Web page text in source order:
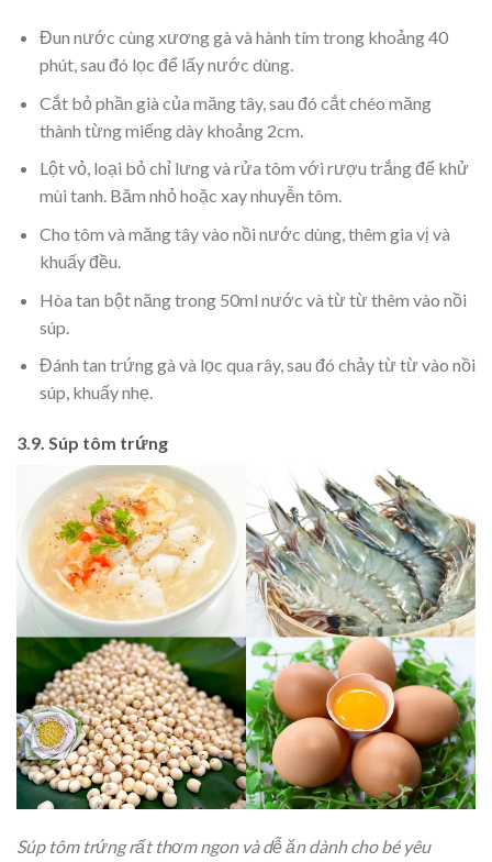
Đun nước cùng xương gà và hành tím trong khoảng 40
phút, sau đó lọc để lấy nước dùng.
Cắt bỏ phần già của măng tây, sau đó cắt chéo măng
thành từng miếng dày khoảng 2cm.
Lột vỏ, loại bỏ chỉ lưng và rửa tôm với rượu trắng để khử
mùi tanh. Băm nhỏ hoặc xay nhuyễn tôm.
Cho tôm và măng tây vào nồi nước dùng, thêm gia vị và
khuấy đều.
Hòa tan bột năng trong 50ml nước và từ từ thêm vào nồi
súp.
Đánh tan trứng gà và lọc qua rây, sau đó chảy từ từ vào nồi
súp, khuấy nhẹ.
3.9. Súp tôm trứng
Súp tôm trứng rất thơm ngon và dễ ăn dành cho bé yêu